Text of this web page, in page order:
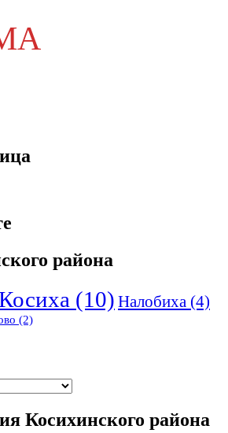
района
(10) Налобиха (4)
(2)
Косихинского района